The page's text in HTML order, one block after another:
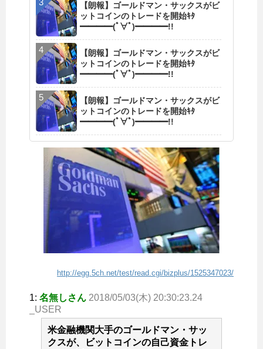
【朗報】ゴールドマン・サックスがビ
ットコインのトレードを開始ｷﾀ
━━━━(ﾟ∀ﾟ)━━━━!!
【朗報】ゴールドマン・サックスがビ
ットコインのトレードを開始ｷﾀ
━━━━(ﾟ∀ﾟ)━━━━!!
【朗報】ゴールドマン・サックスがビ
ットコインのトレードを開始ｷﾀ
━━━━(ﾟ∀ﾟ)━━━━!!
http://egg.5ch.net/test/read.cgi/bizplus/1525347023/
1: 名無しさん 2018/05/03(木) 20:30:23.24
_USER
米金融機関大手のゴールドマン・サッ
クスが、ビットコインの自己資金トレ